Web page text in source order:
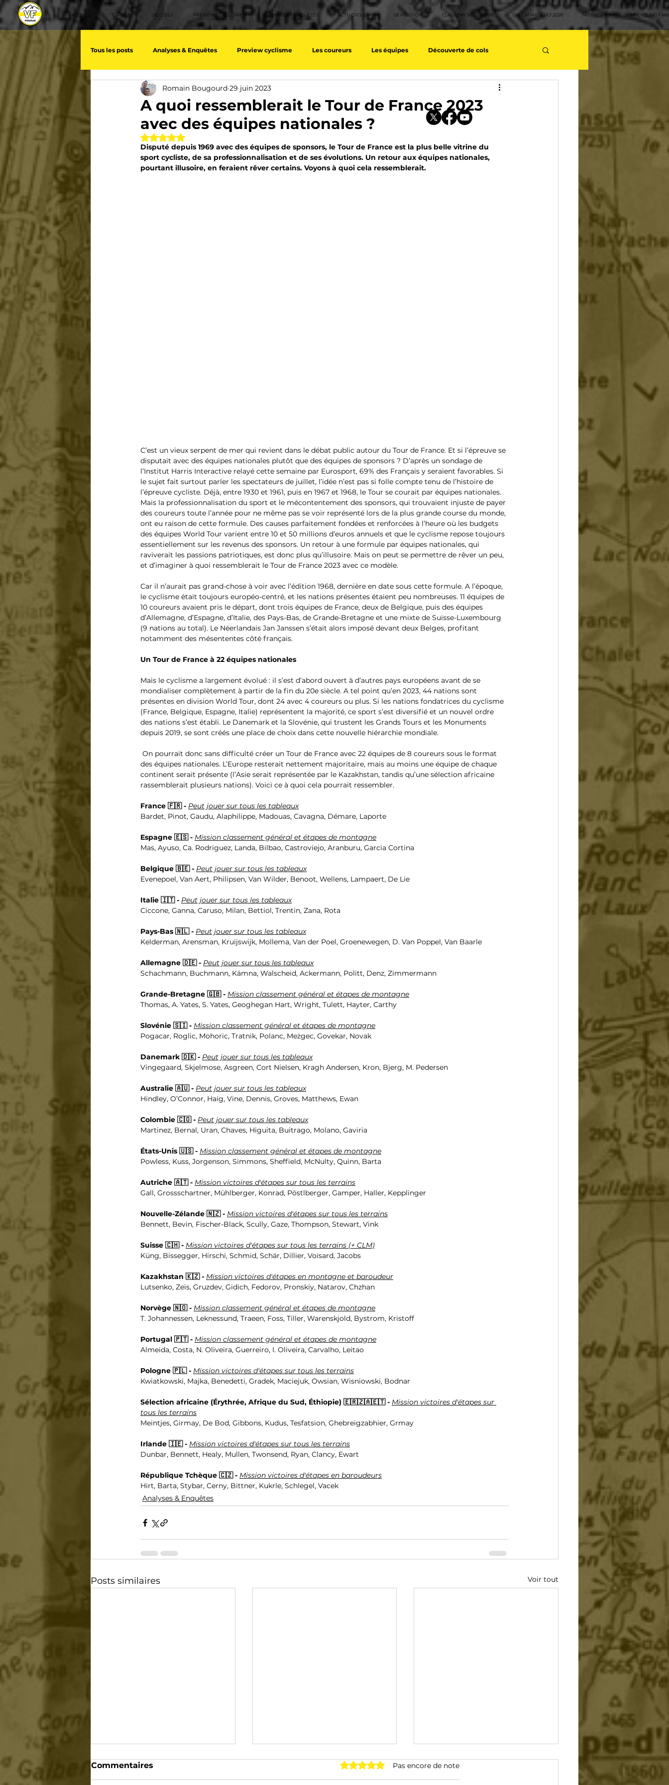
ACCUEIL TDF 2026 LES COLS PREVIEWS CYCLISME ANALYSES ET ENQUETES ACTU CYCLISME LE PELOTON CLASSEMENT UCI 2026 CALENDRIER UCI 2026 NOS SÉRIES VF CYCLING
Tous les posts Analyses & Enquêtes Preview cyclisme Les coureurs Les équipes Découverte de cols
Les voix du cyclisme Géopolitique Les Tuto cyclisme Nos séries - Coureurs sans GT
Nos séries - Baroudeurs Meilleurs équipes Top 10 grimpeurs Top 10 pavé
Giro d'Italia TDF La vuelta / Tour d'Espagne Rétro Quizz EpopeeVF Actu cyclisme
A quoi ressemblerait le Tour de France 2023
avec des équipes nationales ?
Romain Bougourd 29 juin 2023
Noté NaN étoiles sur 5.
Disputé depuis 1969 avec des équipes de sponsors, le Tour de France est la plus belle vitrine du
sport cycliste, de sa professionnalisation et de ses évolutions. Un retour aux équipes nationales,
pourtant illusoire, en feraient rêver certains. Voyons à quoi cela ressemblerait.
C’est un vieux serpent de mer qui revient dans le débat public autour du Tour de France. Et si l’épreuve se
disputait avec des équipes nationales plutôt que des équipes de sponsors ? D’après un sondage de
l’Institut Harris Interactive relayé cette semaine par Eurosport, 69% des Français y seraient favorables. Si
le sujet fait surtout parler les spectateurs de juillet, l’idée n’est pas si folle compte tenu de l’histoire de
l’épreuve cycliste. Déjà, entre 1930 et 1961, puis en 1967 et 1968, le Tour se courait par équipes nationales.
Mais la professionnalisation du sport et le mécontentement des sponsors, qui trouvaient injuste de payer
des coureurs toute l’année pour ne même pas se voir représenté lors de la plus grande course du monde,
ont eu raison de cette formule. Des causes parfaitement fondées et renforcées à l’heure où les budgets
des équipes World Tour varient entre 10 et 50 millions d’euros annuels et que le cyclisme repose toujours
essentiellement sur les revenus des sponsors. Un retour à une formule par équipes nationales, qui
raviverait les passions patriotiques, est donc plus qu’illusoire. Mais on peut se permettre de rêver un peu,
et d’imaginer à quoi ressemblerait le Tour de France 2023 avec ce modèle.
Car il n’aurait pas grand-chose à voir avec l’édition 1968, dernière en date sous cette formule. A l’époque,
le cyclisme était toujours européo-centré, et les nations présentes étaient peu nombreuses. 11 équipes de
10 coureurs avaient pris le départ, dont trois équipes de France, deux de Belgique, puis des équipes
d’Allemagne, d’Espagne, d’Italie, des Pays-Bas, de Grande-Bretagne et une mixte de Suisse-Luxembourg
(9 nations au total). Le Néerlandais Jan Janssen s’était alors imposé devant deux Belges, profitant
notamment des mésententes côté français.
Un Tour de France à 22 équipes nationales
Mais le cyclisme a largement évolué : il s’est d’abord ouvert à d’autres pays européens avant de se
mondialiser complètement à partir de la fin du 20e siècle. A tel point qu’en 2023, 44 nations sont
présentes en division World Tour, dont 24 avec 4 coureurs ou plus. Si les nations fondatrices du cyclisme
(France, Belgique, Espagne, Italie) représentent la majorité, ce sport s’est diversifié et un nouvel ordre
des nations s’est établi. Le Danemark et la Slovénie, qui trustent les Grands Tours et les Monuments
depuis 2019, se sont créés une place de choix dans cette nouvelle hiérarchie mondiale.
des équipes nationales. L’Europe resterait nettement majoritaire, mais au moins une équipe de chaque
continent serait présente (l’Asie serait représentée par le Kazakhstan, tandis qu’une sélection africaine
rassemblerait plusieurs nations). Voici ce à quoi cela pourrait ressembler.
France 🇫🇷 - Peut jouer sur tous les tableaux
Bardet, Pinot, Gaudu, Alaphilippe, Madouas, Cavagna, Démare, Laporte
Espagne 🇪🇸 - Mission classement général et étapes de montagne
Mas, Ayuso, Ca. Rodriguez, Landa, Bilbao, Castroviejo, Aranburu, Garcia Cortina
Belgique 🇧🇪 - Peut jouer sur tous les tableaux
Evenepoel, Van Aert, Philipsen, Van Wilder, Benoot, Wellens, Lampaert, De Lie
Italie 🇮🇹 - Peut jouer sur tous les tableaux
Ciccone, Ganna, Caruso, Milan, Bettiol, Trentin, Zana, Rota
Pays-Bas 🇳🇱 - Peut jouer sur tous les tableaux
Kelderman, Arensman, Kruijswijk, Mollema, Van der Poel, Groenewegen, D. Van Poppel, Van Baarle
Allemagne 🇩🇪 - Peut jouer sur tous les tableaux
Schachmann, Buchmann, Kämna, Walscheid, Ackermann, Politt, Denz, Zimmermann
Grande-Bretagne 🇬🇧 - Mission classement général et étapes de montagne
Thomas, A. Yates, S. Yates, Geoghegan Hart, Wright, Tulett, Hayter, Carthy
Slovénie 🇸🇮 - Mission classement général et étapes de montagne
Pogacar, Roglic, Mohoric, Tratnik, Polanc, Mezgec, Govekar, Novak
Danemark 🇩🇰 - Peut jouer sur tous les tableaux
Vingegaard, Skjelmose, Asgreen, Cort Nielsen, Kragh Andersen, Kron, Bjerg, M. Pedersen
Australie 🇦🇺 - Peut jouer sur tous les tableaux
Hindley, O’Connor, Haig, Vine, Dennis, Groves, Matthews, Ewan
Colombie 🇨🇴 - Peut jouer sur tous les tableaux
Martinez, Bernal, Uran, Chaves, Higuita, Buitrago, Molano, Gaviria
États-Unis 🇺🇸 - Mission classement général et étapes de montagne
Powless, Kuss, Jorgenson, Simmons, Sheffield, McNulty, Quinn, Barta
Autriche 🇦🇹 - Mission victoires d'étapes sur tous les terrains
Gall, Grossschartner, Mühlberger, Konrad, Pöstlberger, Gamper, Haller, Kepplinger
Nouvelle-Zélande 🇳🇿 - Mission victoires d'étapes sur tous les terrains
Bennett, Bevin, Fischer-Black, Scully, Gaze, Thompson, Stewart, Vink
Suisse 🇨🇭 - Mission victoires d'étapes sur tous les terrains (+ CLM)
Küng, Bissegger, Hirschi, Schmid, Schär, Dillier, Voisard, Jacobs
Kazakhstan 🇰🇿 - Mission victoires d'étapes en montagne et baroudeur
Lutsenko, Zeis, Gruzdev, Gidich, Fedorov, Pronskiy, Natarov, Chzhan
Norvège 🇳🇴 - Mission classement général et étapes de montagne
T. Johannessen, Leknessund, Traeen, Foss, Tiller, Warenskjold, Bystrom, Kristoff
Portugal 🇵🇹 - Mission classement général et étapes de montagne
Almeida, Costa, N. Oliveira, Guerreiro, I. Oliveira, Carvalho, Leitao
Pologne 🇵🇱 - Mission victoires d'étapes sur tous les terrains
Kwiatkowski, Majka, Benedetti, Gradek, Maciejuk, Owsian, Wisniowski, Bodnar
Sélection africaine (Érythrée, Afrique du Sud, Éthiopie) 🇪🇷🇿🇦🇪🇹 - Mission victoires d'étapes sur
tous les terrains
Meintjes, Girmay, De Bod, Gibbons, Kudus, Tesfatsion, Ghebreigzabhier, Grmay
Irlande 🇮🇪 - Mission victoires d'étapes sur tous les terrains
Dunbar, Bennett, Healy, Mullen, Twonsend, Ryan, Clancy, Ewart
République Tchèque 🇨🇿 - Mission victoires d'étapes en baroudeurs
Hirt, Barta, Stybar, Cerny, Bittner, Kukrle, Schlegel, Vacek
Analyses & Enquêtes
Posts similaires Voir tout
Commentaires Noté 0 étoile sur 5.Pas encore de note